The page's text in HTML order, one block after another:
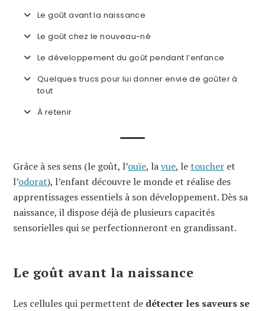
Le goût avant la naissance
Le goût chez le nouveau-né
Le développement du goût pendant l’enfance
Quelques trucs pour lui donner envie de goûter à
tout
À retenir
Grâce à ses sens (le goût, l’ouïe, lavue, letoucher et
l’odorat), l’enfant découvre le monde et réalise des
apprentissages essentiels à son développement. Dès sa
naissance, il dispose déjà de plusieurs capacités
sensorielles qui se perfectionneront en grandissant.
Le goût avant la naissance
Les cellules qui permettent de détecter les saveurs se